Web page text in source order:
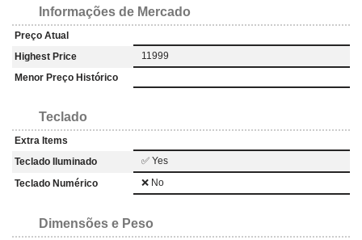
Informações de Mercado
Preço Atual
Highest Price
11999
Menor Preço Histórico
Teclado
Extra Items
Teclado Iluminado
✅ Yes
Teclado Numérico
❌ No
Dimensões e Peso